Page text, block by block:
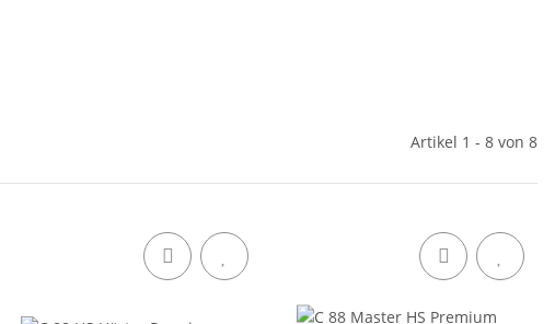
Artikel 1 - 8 von 8